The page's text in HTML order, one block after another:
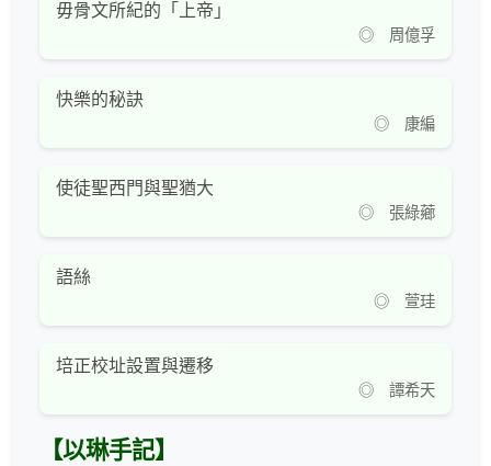
毋骨文所紀的「上帝」
◎ 周億孚
快樂的秘訣
◎ 康編
使徒聖西門與聖猶大
◎ 張綠薌
語絲
◎ 萱珪
培正校址設置與遷移
◎ 譚希天
【以琳手記】